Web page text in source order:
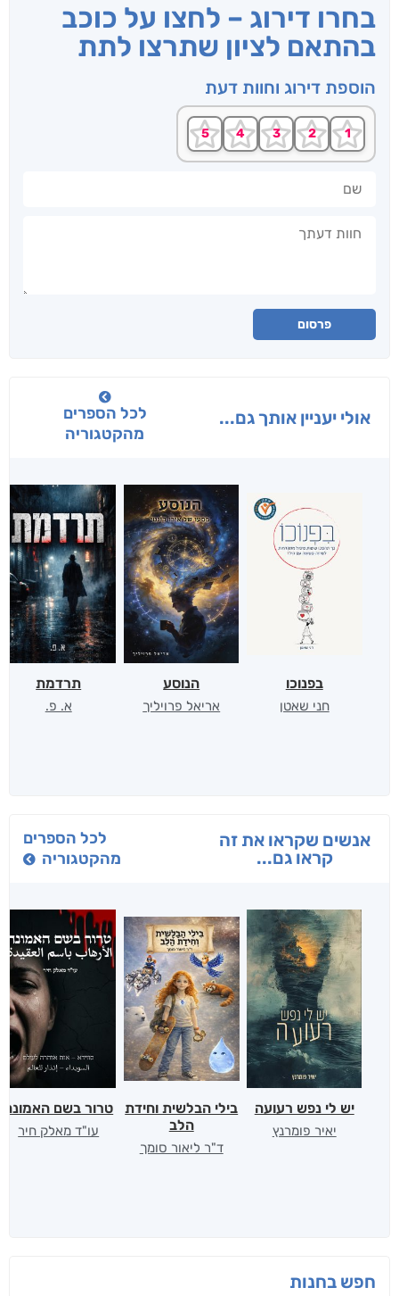
חפש בחנות
בחרו דירוג – לחצו על כוכב
בהתאם לציון שתרצו לתת
הוספת דירוג וחוות דעת
פרסום
אולי יעניין אותך גם...
לכל הספרים
מהקטגוריה
בפנוכו
חני שאטן
הנוסע
אריאל פרויליך
תרדמת
א. פ.
אנשים שקראו את זה
קראו גם...
לכל הספרים
מהקטגוריה
יש לי נפש רעועה
יאיר פומרנץ
בילי הבלשית וחידת
הלב
ד"ר ליאור סומך
טרור בשם האמונה
עו"ד מאלק חיר